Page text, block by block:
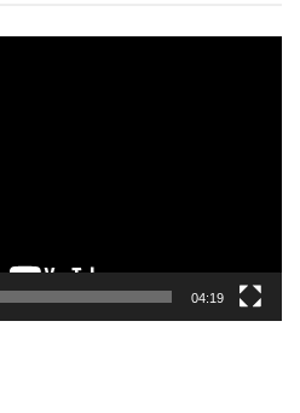
04:19